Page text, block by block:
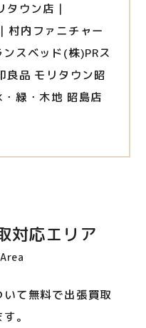
ウン店｜
内ファニチャー
スベッド(株)PRス
良品 モリタウン昭
緑・木地 昭島店
対応エリア
て無料で出張買取
。